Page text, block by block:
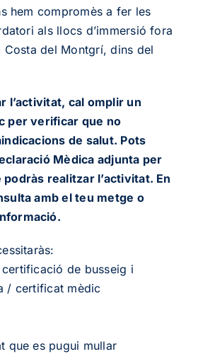
hem compromès a fer les
als llocs d’immersió fora
Costa del Montgrí, dins del
l’activitat, cal omplir un
per verificar que no
de salut. Pots
Mèdica adjunta per
realitzar l’activitat. En
amb el teu metge o
de busseig i
/ certificat mèdic
que es pugui mullar